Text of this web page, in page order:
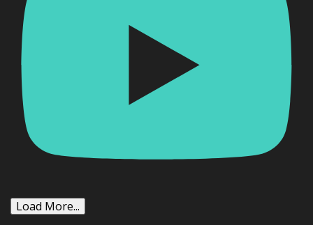
Load More...